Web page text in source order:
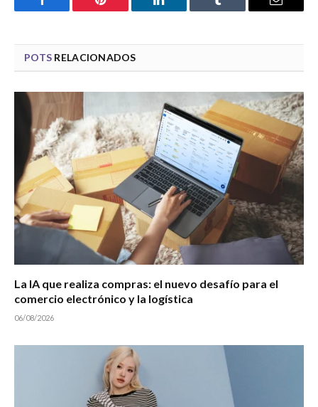
Facebook Pinterest LinkedIn Tumblr Email
POTS RELACIONADOS
La IA que realiza compras: el nuevo desafío para el
comercio electrónico y la logística
06/08/2026